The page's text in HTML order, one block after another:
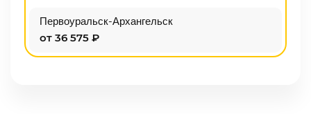
Первоуральск-Архангельск
от 36 575 ₽